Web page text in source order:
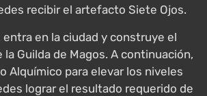
recibir el artefacto Siete Ojos.
entra en la ciudad y construye el
Guilda de Magos. A continuación,
Alquímico para elevar los niveles
lograr el resultado requerido de